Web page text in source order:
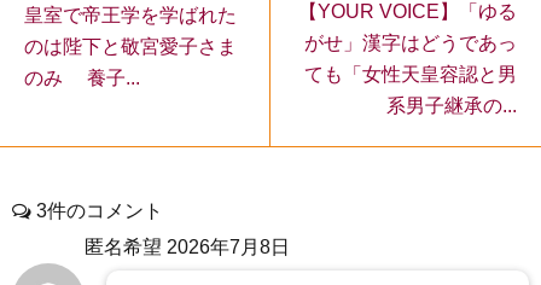
皇室で帝王学を学ばれた
のは陛下と敬宮愛子さま
のみ 養子...
【YOUR VOICE】「ゆる
がせ」漢字はどうであっ
ても「女性天皇容認と男
系男子継承の...
3件のコメント
匿名希望 2026年7月8日